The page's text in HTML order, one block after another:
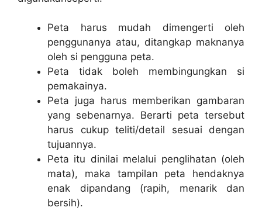
Peta harus mudah dimengerti oleh
penggunanya atau, ditangkap maknanya
oleh si pengguna peta.
Peta tidak boleh membingungkan si
pemakainya.
Peta juga harus memberikan gambaran
yang sebenarnya. Berarti peta tersebut
harus cukup teliti/detail sesuai dengan
tujuannya.
Peta itu dinilai melalui penglihatan (oleh
mata), maka tampilan peta hendaknya
enak dipandang (rapih, menarik dan
bersih).